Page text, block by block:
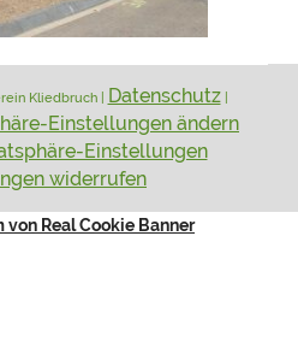
Kliedbruch | Datenschutz|
Einstellungen ändern
Einstellungen
widerrufen
Real Cookie Banner